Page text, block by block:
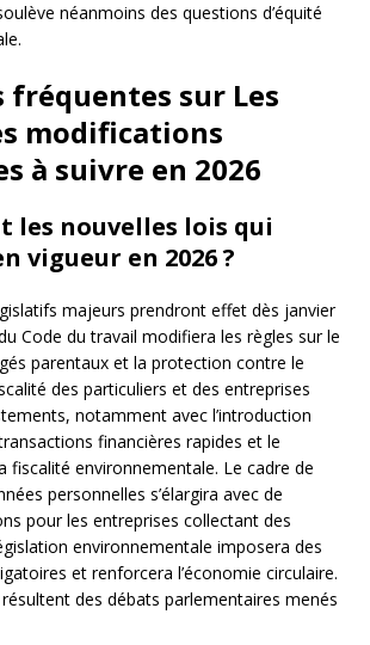
néanmoins des questions d’équité
fréquentes sur Les
modifications
à suivre en 2026
les nouvelles lois qui
vigueur en 2026 ?
majeurs prendront effet dès janvier
Code du travail modifiera les règles sur le
parentaux et la protection contre le
des particuliers et des entreprises
notamment avec l’introduction
financières rapides et le
fiscalité environnementale. Le cadre de
personnelles s’élargira avec de
pour les entreprises collectant des
environnementale imposera des
et renforcera l’économie circulaire.
des débats parlementaires menés